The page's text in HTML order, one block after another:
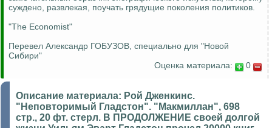
суждено, развлекая, поучать грядущие поколения политиков.
"The Economist"
Перевел Александр ГОБУЗОВ, специально для "Новой
Сибири"
Оценка материала:
0
Описание материала: Рой Дженкинс.
"Неповторимый Гладстон". "Макмиллан", 698
стр., 20 фт. стерл. В ПРОДОЛЖЕНИЕ своей долгой